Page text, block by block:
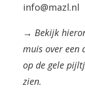
info@mazl.nl
→ Bekijk
muis over een
op de gele
zien.